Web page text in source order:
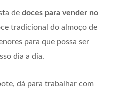
de doces para vender no
tradicional do almoço de
para que possa ser
dia a dia.
dá para trabalhar com